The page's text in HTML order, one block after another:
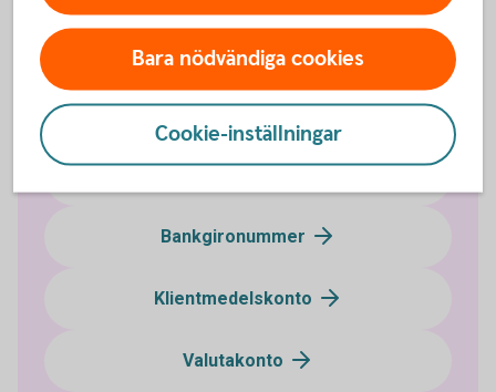
Företagskonton
Bankgironummer
Klientmedelskonto
Valutakonto
Bara nödvändiga cookies
Cookie-inställningar